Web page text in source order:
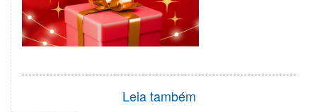
Leia também